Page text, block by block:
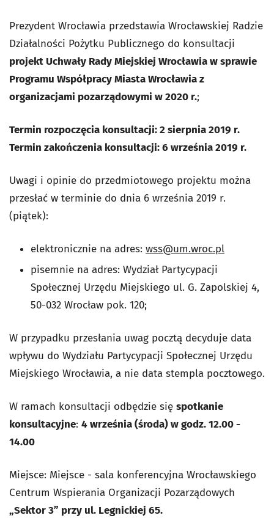
Prezydent Wrocławia przedstawia Wrocławskiej Radzie
Działalności Pożytku Publicznego do konsultacji
projekt Uchwały Rady Miejskiej Wrocławia w sprawie
Programu Współpracy Miasta Wrocławia z
organizacjami pozarządowymi w 2020 r.;
Termin rozpoczęcia konsultacji: 2 sierpnia 2019 r.
Termin zakończenia konsultacji: 6 września 2019 r.
Uwagi i opinie do przedmiotowego projektu można
przesłać w terminie do dnia 6 września 2019 r.
(piątek):
elektronicznie na adres: wss@um.wroc.pl
pisemnie na adres: Wydział Partycypacji
Społecznej Urzędu Miejskiego ul. G. Zapolskiej 4,
50-032 Wrocław pok. 120;
W przypadku przesłania uwag pocztą decyduje data
wpływu do Wydziału Partycypacji Społecznej Urzędu
Miejskiego Wrocławia, a nie data stempla pocztowego.
W ramach konsultacji odbędzie się spotkanie
konsultacyjne: 4 września (środa) w godz. 12.00 -
14.00
Miejsce: Miejsce - sala konferencyjna Wrocławskiego
Centrum Wspierania Organizacji Pozarządowych
„Sektor 3” przy ul. Legnickiej 65.